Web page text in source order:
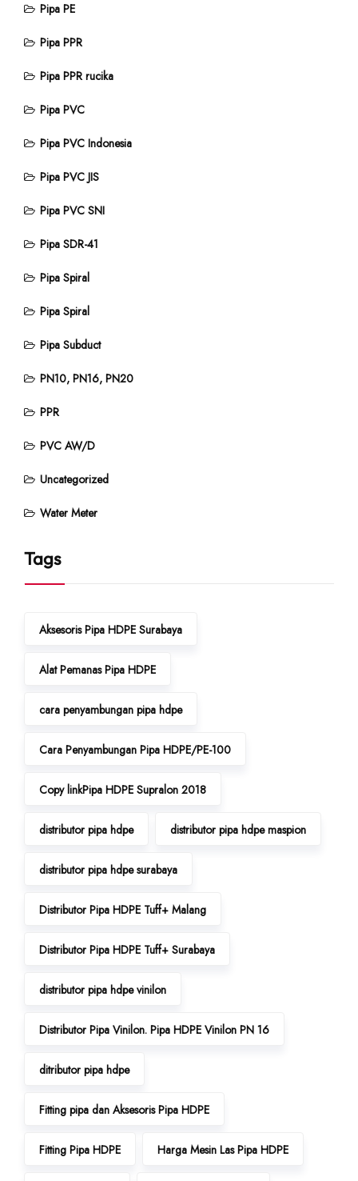
Pipa PE
Pipa PPR
Pipa PPR rucika
Pipa PVC
Pipa PVC Indonesia
Pipa PVC JIS
Pipa PVC SNI
Pipa SDR-41
Pipa Spiral
Pipa Spiral
Pipa Subduct
PN10, PN16, PN20
PPR
PVC AW/D
Uncategorized
Water Meter
Tags
Aksesoris Pipa HDPE Surabaya
Alat Pemanas Pipa HDPE
cara penyambungan pipa hdpe
Cara Penyambungan Pipa HDPE/PE-100
Copy linkPipa HDPE Supralon 2018
distributor pipa hdpe distributor pipa hdpe maspion
distributor pipa hdpe surabaya
Distributor Pipa HDPE Tuff+ Malang
Distributor Pipa HDPE Tuff+ Surabaya
distributor pipa hdpe vinilon
Distributor Pipa Vinilon. Pipa HDPE Vinilon PN 16
ditributor pipa hdpe
Fitting pipa dan Aksesoris Pipa HDPE
Fitting Pipa HDPE Harga Mesin Las Pipa HDPE